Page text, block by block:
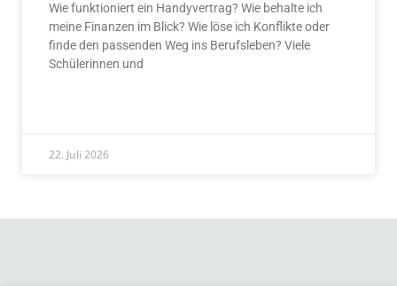
Wie funktioniert ein Handyvertrag? Wie behalte ich
meine Finanzen im Blick? Wie löse ich Konflikte oder
finde den passenden Weg ins Berufsleben? Viele
Schülerinnen und
22. Juli 2026